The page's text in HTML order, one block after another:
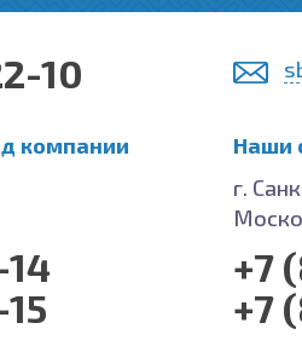
10
компании
Наши
г.
+7
+7